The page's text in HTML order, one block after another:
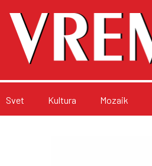
Svet Kultura Mozaik